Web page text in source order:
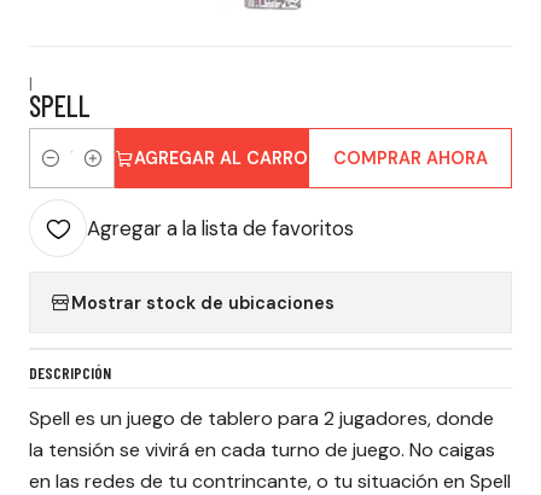
|
SPELL
Cantidad
AGREGAR AL CARRO COMPRAR AHORA
Agregar a la lista de favoritos
Mostrar stock de ubicaciones
DESCRIPCIÓN
Spell es un juego de tablero para 2 jugadores, donde
la tensión se vivirá en cada turno de juego. No caigas
en las redes de tu contrincante, o tu situación en Spell